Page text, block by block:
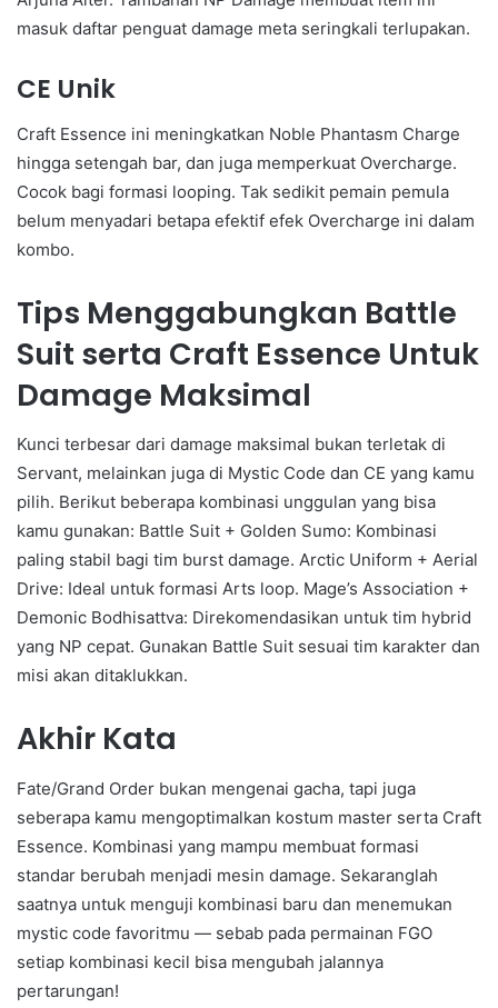
masuk daftar penguat damage meta seringkali terlupakan.
CE Unik
Craft Essence ini meningkatkan Noble Phantasm Charge
hingga setengah bar, dan juga memperkuat Overcharge.
Cocok bagi formasi looping. Tak sedikit pemain pemula
belum menyadari betapa efektif efek Overcharge ini dalam
kombo.
Tips Menggabungkan Battle
Suit serta Craft Essence Untuk
Damage Maksimal
Kunci terbesar dari damage maksimal bukan terletak di
Servant, melainkan juga di Mystic Code dan CE yang kamu
pilih. Berikut beberapa kombinasi unggulan yang bisa
kamu gunakan: Battle Suit + Golden Sumo: Kombinasi
paling stabil bagi tim burst damage. Arctic Uniform + Aerial
Drive: Ideal untuk formasi Arts loop. Mage’s Association +
Demonic Bodhisattva: Direkomendasikan untuk tim hybrid
yang NP cepat. Gunakan Battle Suit sesuai tim karakter dan
misi akan ditaklukkan.
Akhir Kata
Fate/Grand Order bukan mengenai gacha, tapi juga
seberapa kamu mengoptimalkan kostum master serta Craft
Essence. Kombinasi yang mampu membuat formasi
standar berubah menjadi mesin damage. Sekaranglah
saatnya untuk menguji kombinasi baru dan menemukan
mystic code favoritmu — sebab pada permainan FGO
setiap kombinasi kecil bisa mengubah jalannya
pertarungan!